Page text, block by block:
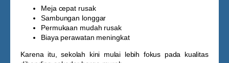
Meja cepat rusak
Sambungan longgar
Permukaan mudah rusak
Biaya perawatan meningkat
Karena itu, sekolah kini mulai lebih fokus pada kualitas